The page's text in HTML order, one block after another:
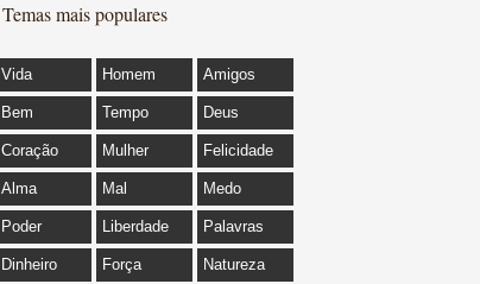
Temas mais populares
Vida Homem Amigos
Bem Tempo Deus
Coração Mulher Felicidade
Alma Mal Medo
Poder Liberdade Palavras
Dinheiro Força Natureza